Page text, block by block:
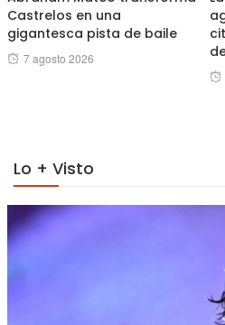
Castrelos en una
gigantesca pista de baile
Posted
7 agosto 2026
Lo + Visto